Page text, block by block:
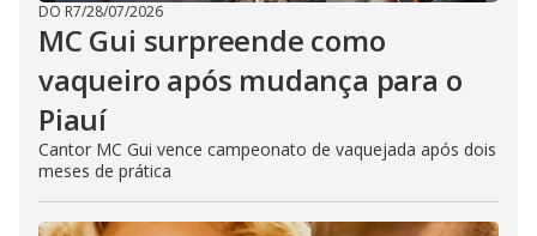
DO R7/28/07/2026
MC Gui surpreende como
vaqueiro após mudança para o
Piauí
Cantor MC Gui vence campeonato de vaquejada após dois
meses de prática